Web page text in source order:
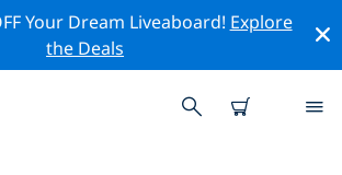
Your Dream Liveaboard! Explore
the Deals